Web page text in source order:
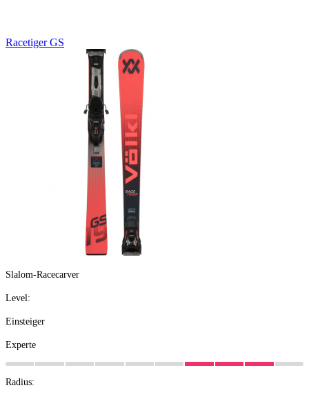
RacetigerGS
Slalom-Racecarver
Level:
Einsteiger
Experte
Radius: